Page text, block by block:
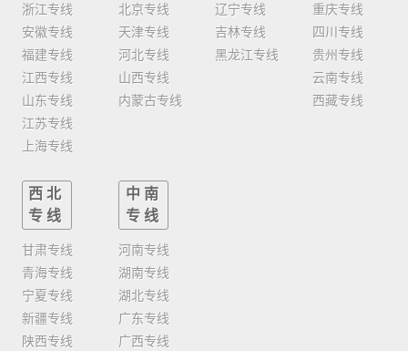
浙江专线
安徽专线
福建专线
江西专线
山东专线
江苏专线
上海专线
北京专线
天津专线
河北专线
山西专线
内蒙古专线
辽宁专线
吉林专线
黑龙江专线
重庆专线
四川专线
贵州专线
云南专线
西藏专线
西北
专线
甘肃专线
青海专线
宁夏专线
新疆专线
陕西专线
中南
专线
河南专线
湖南专线
湖北专线
广东专线
广西专线